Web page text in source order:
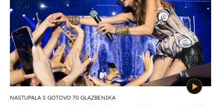
NASTUPALA S GOTOVO 70 GLAZBENIKA